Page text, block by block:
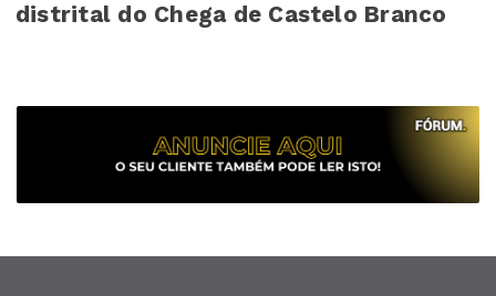
distrital do Chega de Castelo Branco